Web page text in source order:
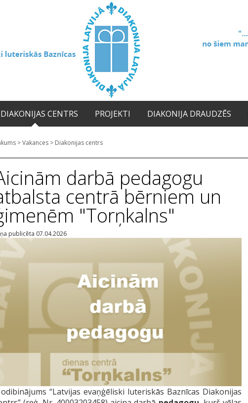
DIAKONIJAS CENTRS PROJEKTI DIAKONIJA DRAUDZĒS
>Vakances > Diakonijas centrs
darbā pedagogu
centrā bērniem un
"Torņkalns"
publicēta 07.04.2026
“Latvijas evaņģēliski luteriskās Baznīcas Diakonijas